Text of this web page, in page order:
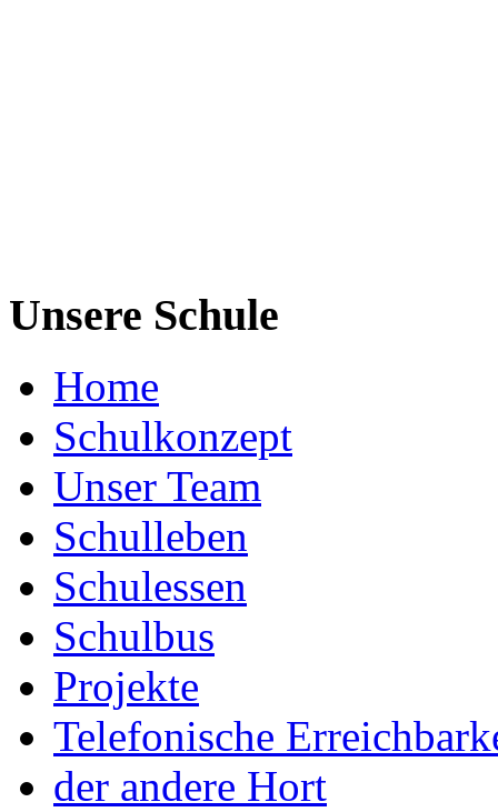
Unsere Schule
Home
Schulkonzept
Unser Team
Schulleben
Schulessen
Schulbus
Projekte
Telefonische
der andere Hort